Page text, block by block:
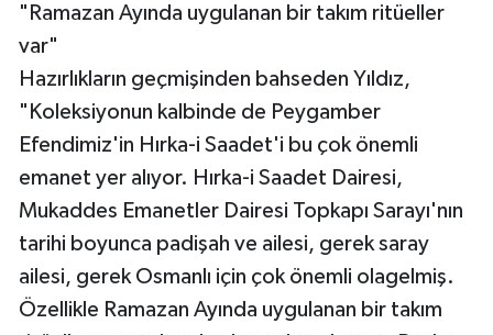
"Ramazan Ayında uygulanan bir takım ritüeller
var"
Hazırlıkların geçmişinden bahseden Yıldız,
"Koleksiyonun kalbinde de Peygamber
Efendimiz'in Hırka-i Saadet'i bu çok önemli
emanet yer alıyor. Hırka-i Saadet Dairesi,
Mukaddes Emanetler Dairesi Topkapı Sarayı'nın
tarihi boyunca padişah ve ailesi, gerek saray
ailesi, gerek Osmanlı için çok önemli olagelmiş.
Özellikle Ramazan Ayında uygulanan bir takım